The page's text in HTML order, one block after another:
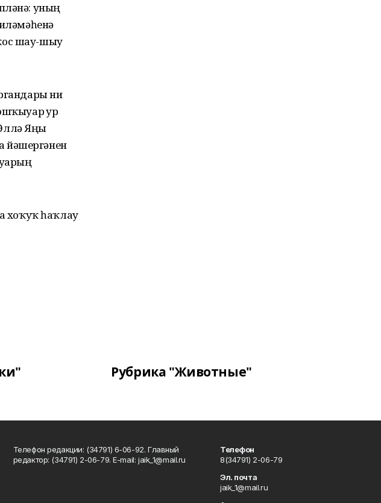
уның
шау-шыу
ни
ҙур
Яңы
йәшергәнен
хоҡуҡ һаҡлау
Рубрика "Животные"
Телефон редакции: (34791) 6-06-92. Главный
редактор: (34791) 2-06-79. Е-mаil: jaik_1@mail.ru
Телефон
8(34791) 2-06-79
Эл. почта
jaik_1@mail.ru